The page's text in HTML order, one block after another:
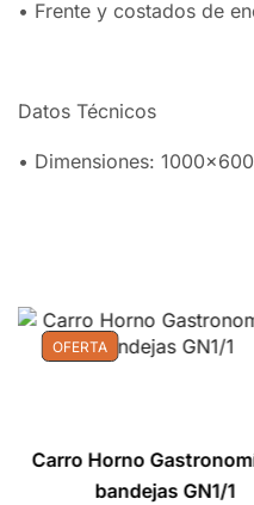
• Frente y costados de
Datos Técnicos
• Dimensiones:
OFERTA
Carro Horno
bandejas GN1/1